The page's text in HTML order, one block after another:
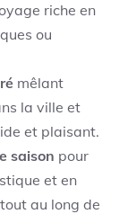
riche en
ou
mêlant
la ville et
et plaisant.
saison pour
et en
au long de